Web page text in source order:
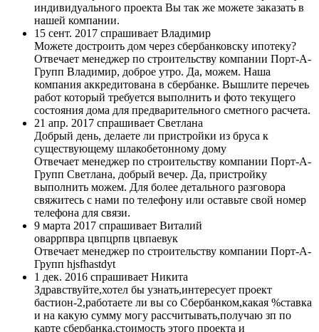
индивидуального проекта Вы так же можете заказать в
нашей компании.
15 сент. 2017 спрашивает Владимир
Можете достроить дом через сбербанковску ипотеку?
Отвечает менеджер по строительству компании Порт-А-
Групп Владимир, доброе утро. Да, можем. Наша
компания аккредитована в сбербанке. Вышлите перечеь
работ который требуется выполнить и фото текущего
состояния дома для предварительного сметного расчета.
21 апр. 2017 спрашивает Светлана
Добрый день, делаете ли пристройки из бруса к
существующему шлакобетонному дому
Отвечает менеджер по строительству компании Порт-А-
Групп Светлана, добрый вечер. Да, пристройку
выполнить можем. Для более детального разговора
свяжитесь с нами по телефону или оставьте свой номер
телефона для связи.
9 марта 2017 спрашивает Виталий
оваррпвра цвпцрпв цвпаевук
Отвечает менеджер по строительству компании Порт-А-
Групп hjsfhastdyt
1 дек. 2016 спрашивает Никита
Здравствуйте,хотел бы узнать,интересует проект
бастион-2,работаете ли вы со Сбербанком,какая %ставка
и на какую сумму могу рассчитывать,получаю зп по
карте сбербанка,стоимость этого проекта и